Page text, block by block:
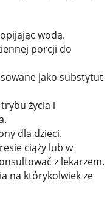
wodą.
porcji do
jako substytut
życia i
dla dzieci.
ciąży lub w
z lekarzem.
na którykolwiek ze